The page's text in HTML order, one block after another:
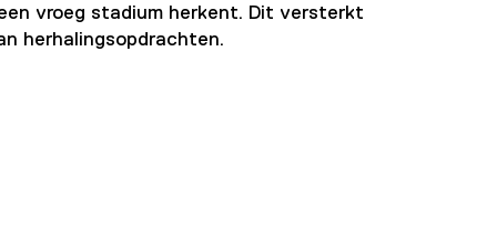
vroeg stadium herkent. Dit versterkt
herhalingsopdrachten.